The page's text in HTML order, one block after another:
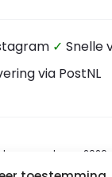
✓ Snelle
via PostNL
2026